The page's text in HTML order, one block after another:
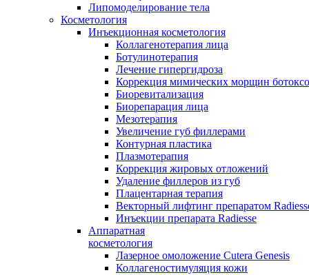
Липомоделирование тела
Косметология
Инъекционная косметология
Коллагенотерапия лица
Ботулинотерапия
Лечение гипергидроза
Коррекция мимических морщин
Биоревитализация
Биорепарация лица
Мезотерапия
Увеличение губ филлерами
Контурная пластика
Плазмотерапия
Коррекция жировых отложений
Удаление филлеров из губ
Плацентарная терапия
Векторный лифтинг препаратом
Инъекции препарата Radiesse
Аппаратная
косметология
Лазерное омоложение Cutera Genesis
Коллагеностимуляция кожи